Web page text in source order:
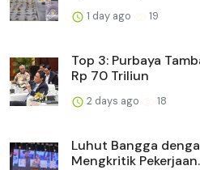
1 day ago 19
Top 3: Purbaya
Rp 70 Triliun
2 days ago 18
Luhut Bangga
Mengkritik